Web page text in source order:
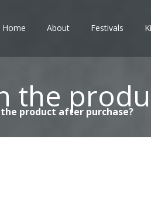
Home About Festivals
the
product after purchase?